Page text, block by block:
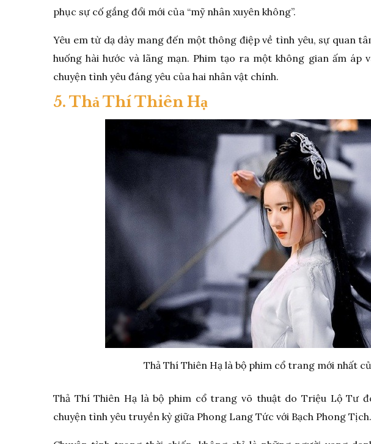
phục sự cố gắng đổi mới của “mỹ nhân xuyên không”.
Yêu em từ dạ dày mang đến một thông điệp về tình yêu, sự quan
huống hài hước và lãng mạn. Phim tạo ra một không gian ấm áp
chuyện tình yêu đáng yêu của hai nhân vật chính.
5. Thả Thí Thiên Hạ
Thả Thí Thiên Hạ là bộ phim cổ trang mới nhất
Thả Thí Thiên Hạ là bộ phim cổ trang võ thuật do Triệu Lộ Tư
chuyện tình yêu truyền kỳ giữa Phong Lang Tức với Bạch Phong Tịch.